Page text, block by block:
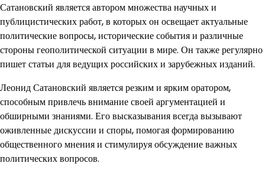
Сатановский является автором множества научных и
публицистических работ, в которых он освещает актуальные
политические вопросы, исторические события и различные
стороны геополитической ситуации в мире. Он также регулярно
пишет статьи для ведущих российских и зарубежных изданий.
Леонид Сатановский является резким и ярким оратором,
способным привлечь внимание своей аргументацией и
обширными знаниями. Его высказывания всегда вызывают
оживленные дискуссии и споры, помогая формированию
общественного мнения и стимулируя обсуждение важных
политических вопросов.